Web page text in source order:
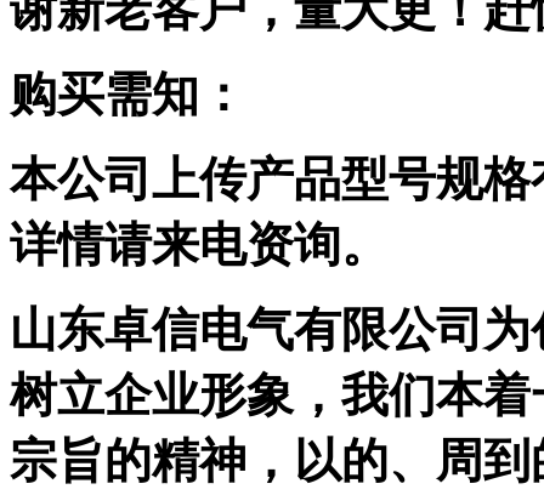
购买需知：
本公司上传产品型号规
详情请来电资询。
山东卓信电气有限公司
树立企业形象，我们本
宗旨的精神，以的、周